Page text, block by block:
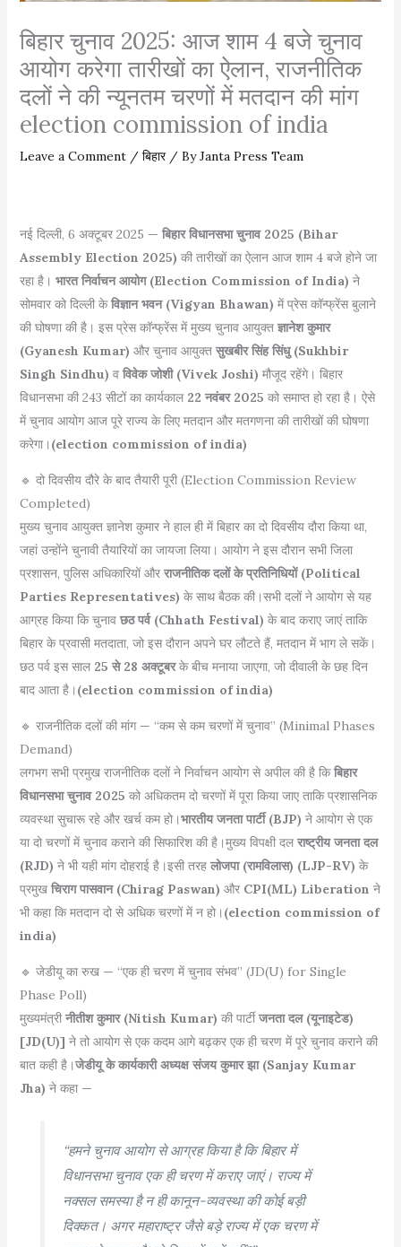
बिहार चुनाव 2025: आज शाम 4 बजे चुनाव
आयोग करेगा तारीखों का ऐलान, राजनीतिक
दलों ने की न्यूनतम चरणों में मतदान की मांग
election commission of india
Leave a Comment / बिहार/ ByJanta Press Team
नई दिल्ली, 6 अक्टूबर 2025 — बिहार विधानसभा चुनाव 2025 (Bihar
Assembly Election 2025) की तारीखों का ऐलान आज शाम 4 बजे होने जा
रहा है। भारत निर्वाचन आयोग (Election Commission of India) ने
सोमवार को दिल्ली केविज्ञान भवन (Vigyan Bhawan) में प्रेस कॉन्फ्रेंस बुलाने
की घोषणा की है। इस प्रेस कॉन्फ्रेंस में मुख्य चुनाव आयुक्त ज्ञानेश कुमार
(Gyanesh Kumar) और चुनाव आयुक्त सुखबीर सिंह सिंधु (Sukhbir
Singh Sindhu) व विवेक जोशी (Vivek Joshi) मौजूद रहेंगे। बिहार
विधानसभा की 243 सीटों का कार्यकाल 22 नवंबर 2025 को समाप्त हो रहा है। ऐसे
में चुनाव आयोग आज पूरे राज्य के लिए मतदान और मतगणना की तारीखों की घोषणा
करेगा। (election commission of india)
🔹 दो दिवसीय दौरे के बाद तैयारी पूरी (Election Commission Review
Completed)
मुख्य चुनाव आयुक्त ज्ञानेश कुमार ने हाल ही में बिहार का दो दिवसीय दौरा किया था,
जहां उन्होंने चुनावी तैयारियों का जायजा लिया। आयोग ने इस दौरान सभी जिला
प्रशासन, पुलिस अधिकारियों और राजनीतिक दलों के प्रतिनिधियों (Political
Parties Representatives) के साथ बैठक की।सभी दलों ने आयोग से यह
आग्रह किया कि चुनाव छठ पर्व (Chhath Festival) के बाद कराए जाएं ताकि
बिहार के प्रवासी मतदाता, जो इस दौरान अपने घर लौटते हैं, मतदान में भाग ले सकें।
छठ पर्व इस साल 25 से 28 अक्टूबरके बीच मनाया जाएगा, जो दीवाली के छह दिन
बाद आता है। (election commission of india)
🔹 राजनीतिक दलों की मांग — “कम से कम चरणों में चुनाव” (Minimal Phases
Demand)
लगभग सभी प्रमुख राजनीतिक दलों ने निर्वाचन आयोग से अपील की है किबिहार
विधानसभा चुनाव 2025 को अधिकतम दो चरणों में पूरा किया जाए ताकि प्रशासनिक
व्यवस्था सुचारू रहे और खर्च कम हो।भारतीय जनता पार्टी (BJP) ने आयोग से एक
या दो चरणों में चुनाव कराने की सिफारिश की है।मुख्य विपक्षी दलराष्ट्रीय जनता दल
(RJD) ने भी यही मांग दोहराई है।इसी तरह लोजपा (रामविलास) (LJP-RV) के
प्रमुख चिराग पासवान (Chirag Paswan) और CPI(ML) Liberation ने
भी कहा कि मतदान दो से अधिक चरणों में न हो। (election commission of
india)
🔹 जेडीयू का रुख — “एक ही चरण में चुनाव संभव” (JD(U) for Single
Phase Poll)
मुख्यमंत्री नीतीश कुमार (Nitish Kumar) की पार्टीजनता दल (यूनाइटेड)
[JD(U)] ने तो आयोग से एक कदम आगे बढ़कर एक ही चरण में पूरे चुनाव कराने की
बात कही है।जेडीयू के कार्यकारी अध्यक्ष संजय कुमार झा (Sanjay Kumar
Jha) ने कहा —
“हमने चुनाव आयोग से आग्रह किया है कि बिहार में
विधानसभा चुनाव एक ही चरण में कराए जाएं। राज्य में
नक्सल समस्या है न ही कानून-व्यवस्था की कोई बड़ी
दिक्कत। अगर महाराष्ट्र जैसे बड़े राज्य में एक चरण में